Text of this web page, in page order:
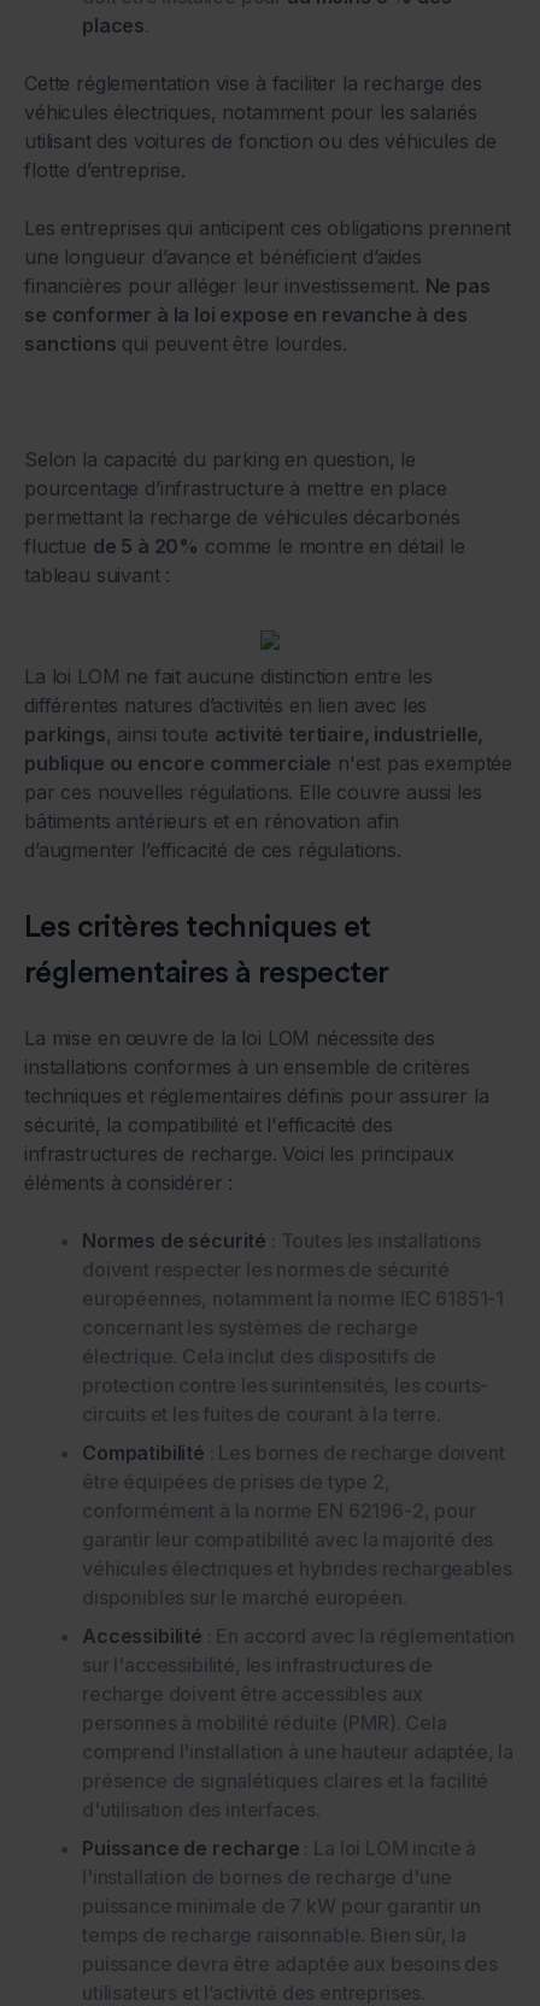
places.
Cette réglementation vise à faciliter la recharge des
véhicules électriques, notamment pour les salariés
utilisant des voitures de fonction ou des véhicules de
flotte d’entreprise.
Les entreprises qui anticipent ces obligations prennent
une longueur d’avance et bénéficient d’aides
financières pour alléger leur investissement. Ne pas
se conformer à la loi expose en revanche à des
sanctions qui peuvent être lourdes.
Selon la capacité du parking en question, le
pourcentage d’infrastructure à mettre en place
permettant la recharge de véhicules décarbonés
fluctue de 5 à 20% comme le montre en détail le
tableau suivant :
La loi LOM ne fait aucune distinction entre les
différentes natures d’activités en lien avec les
parkings, ainsi toute activité tertiaire, industrielle,
publique ou encore commerciale n'est pas exemptée
par ces nouvelles régulations. Elle couvre aussi les
bâtiments antérieurs et en rénovation afin
d’augmenter l’efficacité de ces régulations.
Les critères techniques et
réglementaires à respecter
La mise en œuvre de la loi LOM nécessite des
installations conformes à un ensemble de critères
techniques et réglementaires définis pour assurer la
sécurité, la compatibilité et l'efficacité des
infrastructures de recharge. Voici les principaux
éléments à considérer :
Normes de sécurité : Toutes les installations
doivent respecter les normes de sécurité
européennes, notamment la norme IEC 61851-1
concernant les systèmes de recharge
électrique. Cela inclut des dispositifs de
protection contre les surintensités, les courts-
circuits et les fuites de courant à la terre.
Compatibilité : Les bornes de recharge doivent
être équipées de prises de type 2,
conformément à la norme EN 62196-2, pour
garantir leur compatibilité avec la majorité des
véhicules électriques et hybrides rechargeables
disponibles sur le marché européen.
Accessibilité : En accord avec la réglementation
sur l'accessibilité, les infrastructures de
recharge doivent être accessibles aux
personnes à mobilité réduite (PMR). Cela
comprend l'installation à une hauteur adaptée, la
présence de signalétiques claires et la facilité
d'utilisation des interfaces.
Puissance de recharge : La loi LOM incite à
l'installation de bornes de recharge d'une
puissance minimale de 7 kW pour garantir un
temps de recharge raisonnable. Bien sûr, la
puissance devra être adaptée aux besoins des
utilisateurs et l’activité des entreprises.